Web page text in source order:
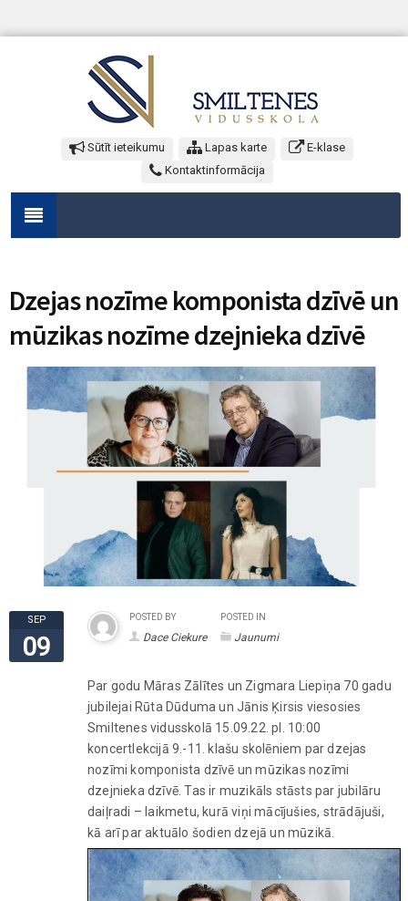
Sūtīt ieteikumu Lapas karte
E-klase
Kontaktinformācija
Dzejas nozīme komponista dzīvē un
mūzikas nozīme dzejnieka dzīvē
SEP
09
POSTED BY
Dace Ciekure
POSTED IN
Jaunumi
Par godu Māras Zālītes un Zigmara Liepiņa 70 gadu
jubilejai Rūta Dūduma un Jānis Ķirsis viesosies
Smiltenes vidusskolā 15.09.22. pl. 10:00
koncertlekcijā 9.-11. klašu skolēniem par dzejas
nozīmi komponista dzīvē un mūzikas nozīmi
dzejnieka dzīvē. Tas ir muzikāls stāsts par jubilāru
daiļradi – laikmetu, kurā viņi mācījušies, strādājuši,
kā arī par aktuālo šodien dzejā un mūzikā.